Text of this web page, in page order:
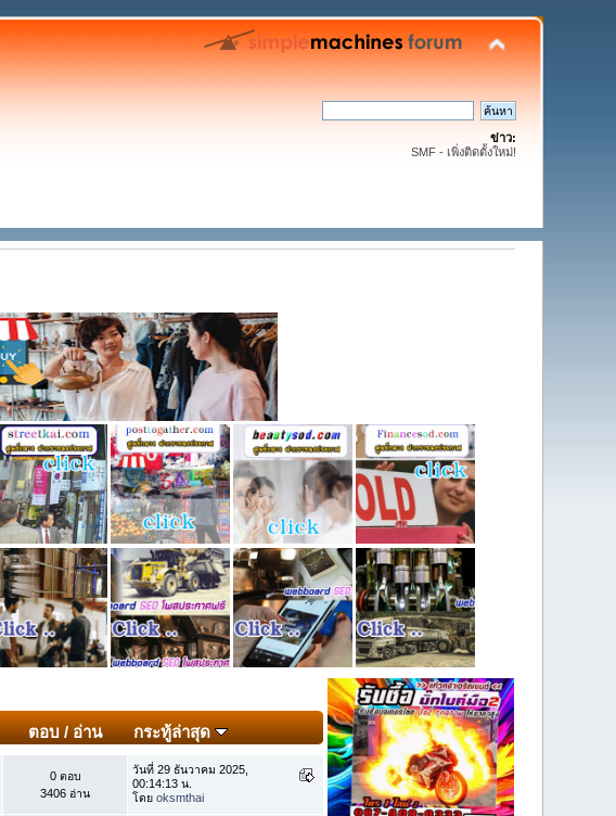
ข่าว:
SMF - เพิ่งติดตั้งใหม่!
ตอบ/อ่าน กระทู้ล่าสุด
0 ตอบ
3406 อ่าน
วันที่ 29 ธันวาคม 2025,
00:14:13 น.
โดยoksmthai